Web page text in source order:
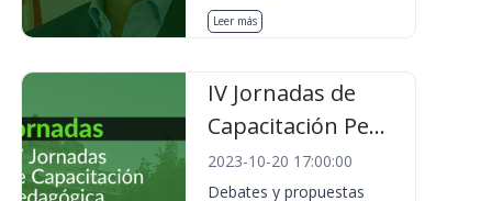
Leer más
IV Jornadas de
Capacitación Pe...
2023-10-20 17:00:00
Debates y propuestas